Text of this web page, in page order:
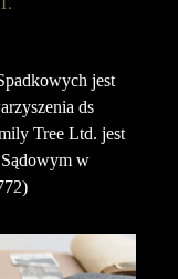
jest
ds
Tree Ltd. jest
w